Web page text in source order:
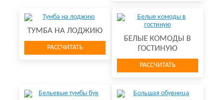
ТУМБА НА ЛО​ДЖИЮ
РАССЧИТАТЬ
БЕЛЫЕ КОМОДЫ В
ГОСТИНУЮ
РАССЧИТАТЬ